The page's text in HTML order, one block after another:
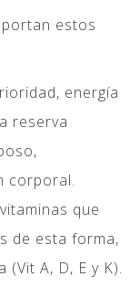
estos
energía
reserva
corporal.
que
de esta forma,
A, D, E y K).